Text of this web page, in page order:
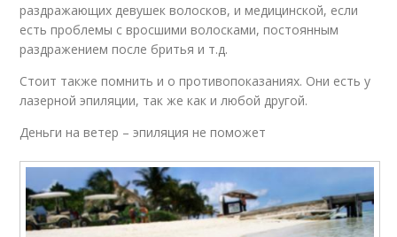
раздражающих девушек волосков, и медицинской, если
есть проблемы с вросшими волосками, постоянным
раздражением после бритья и т.д.
Стоит также помнить и о противопоказаниях. Они есть у
лазерной эпиляции, так же как и любой другой.
Деньги на ветер – эпиляция не поможет